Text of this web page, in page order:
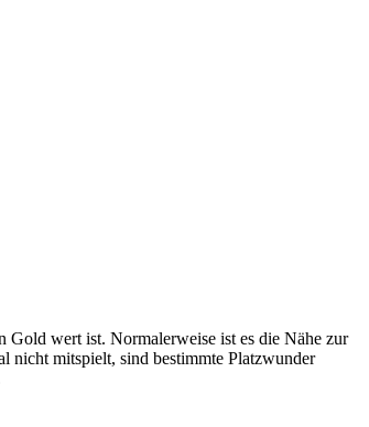
Gold wert ist. Normalerweise ist es die Nähe zur
nicht mitspielt, sind bestimmte Platzwunder